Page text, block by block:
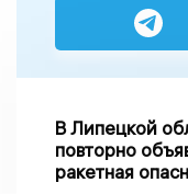
В Липецкой
повторно
ракетная